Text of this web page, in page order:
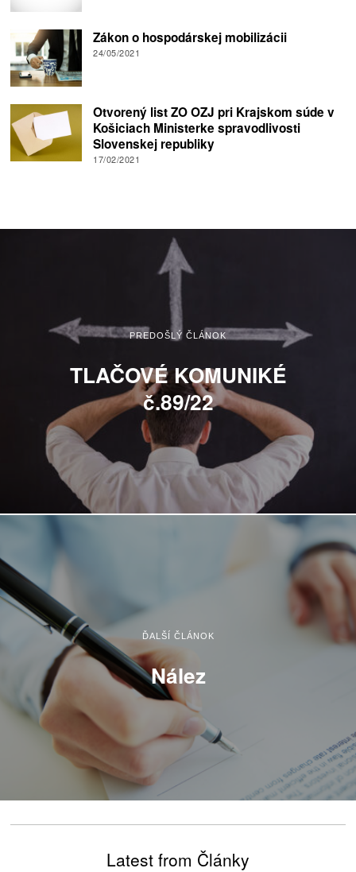
Zákon o hospodárskej mobilizácii
24/05/2021
Otvorený list ZO OZJ pri Krajskom súde v
Košiciach Ministerke spravodlivosti
Slovenskej republiky
17/02/2021
PREDOŠLÝ ČLÁNOK
TLAČOVÉ KOMUNIKÉ
č.89/22
ĎALŠÍ ČLÁNOK
Nález
Latest from Články